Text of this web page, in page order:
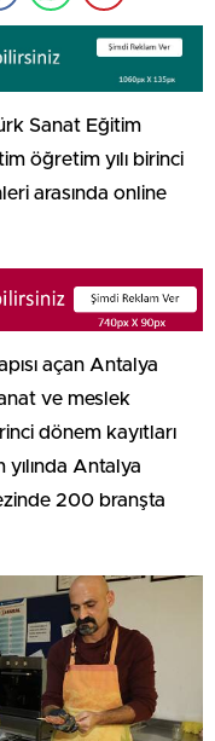
Sanat Eğitim
öğretim yılı birinci
arasında online
açan Antalya
ve meslek
dönem kayıtları
Antalya
200 branşta